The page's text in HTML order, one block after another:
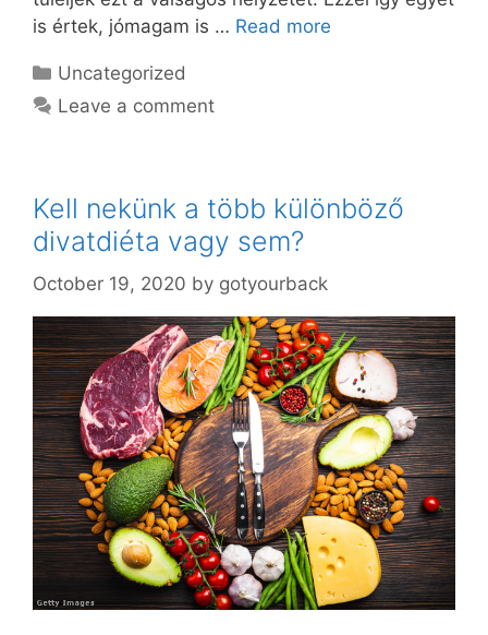
is értek, jómagam is … Read more
Categories
Uncategorized
Leave a comment
Kell nekünk a több különböző
divatdiéta vagy sem?
October 19, 2020 by gotyourback